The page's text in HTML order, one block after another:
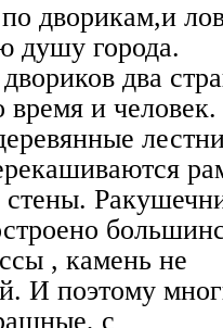
дворикам,и
душу города.
два
время и
стены.
, камень не
И поэтому
с